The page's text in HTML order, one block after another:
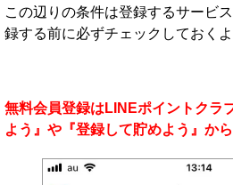
この辺りの条件は登録するサービ
録する前に必ずチェックしておくよ
無料会員登録はLINEポイントクラ
よう』や『登録して貯めよう』か